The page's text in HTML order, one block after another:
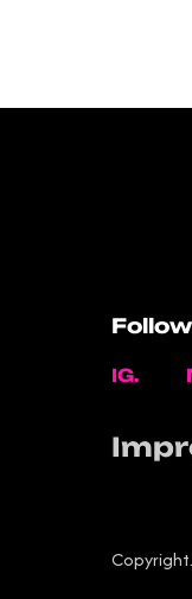
IG.
Copyright.